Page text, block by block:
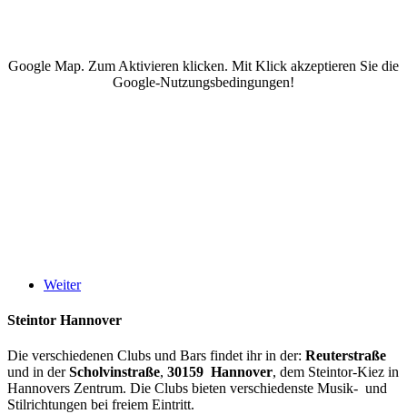
Google Map. Zum Aktivieren klicken. Mit Klick akzeptieren Sie die
Google-Nutzungsbedingungen!
Weiter
Steintor Hannover
Die verschiedenen Clubs und Bars findet ihr in der: Reuterstraße
und in derScholvinstraße, 30159 Hannover, dem Steintor-Kiez in
Hannovers Zentrum. Die Clubs bieten verschiedenste Musik- und
Stilrichtungen bei freiem Eintritt.